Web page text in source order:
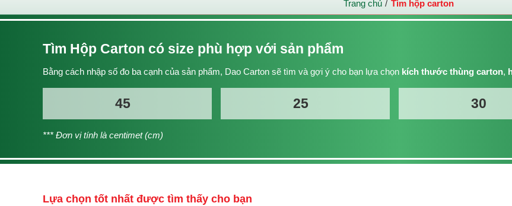
Trang chủ Tìm hộp carton
Tìm Hộp Carton có size phù hợp với sản phẩm
Bằng cách nhập số đo ba cạnh của sản phẩm, Dao Carton sẽ tìm và gợi ý cho bạn lựa chọn kích thước thùng carton,
*** Đơn vị tính là centimet (cm)
Lựa chọn tốt nhất được tìm thấy cho bạn